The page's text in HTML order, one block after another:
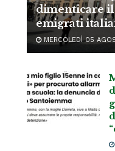
dimenticare
emigrati
MERCOLEDÌ 05